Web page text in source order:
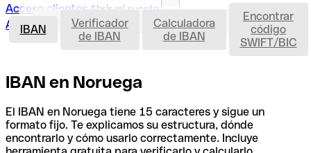
Acceso clientes Abrir mi cuenta
Abrir mi cuenta IBAN
IBAN
Verificador
de IBAN
Calculadora
de IBAN
Encontrar
código
SWIFT/BIC
IBAN en Noruega
El IBAN en Noruega tiene 15 caracteres y sigue un
formato fijo. Te explicamos su estructura, dónde
encontrarlo y cómo usarlo correctamente. Incluye